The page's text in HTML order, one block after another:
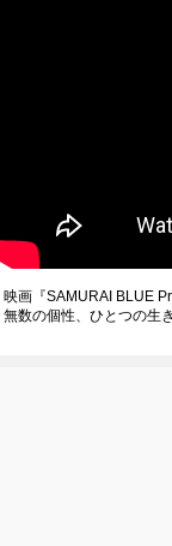
映画『SAMURAI BLUE
無数の個性、ひとつの生